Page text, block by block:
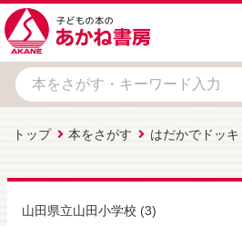
トップ 本をさがす はだかでドッ
山田県立山田小学校 (3)